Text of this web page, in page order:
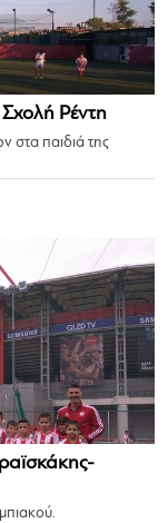
Σχολή Ρέντη
παιδιά της